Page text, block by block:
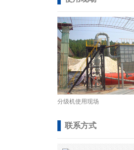
分级机使用现场
联系方式